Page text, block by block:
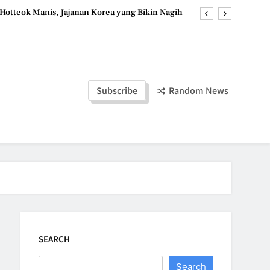
Hotteok Manis, Jajanan Korea yang Bikin Nagih
the Simple Ingredients That Make It Perfect
Tzatziki Yogurt Saus Segar Favorit Mediterania
Subscribe Random News
SEARCH
Search